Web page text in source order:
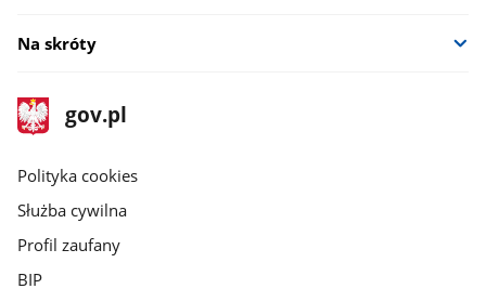
Na skróty
stopka
gov.pl
Strona
gov.pl
gov.pl
Polityka cookies
Służba cywilna
Profil zaufany
BIP